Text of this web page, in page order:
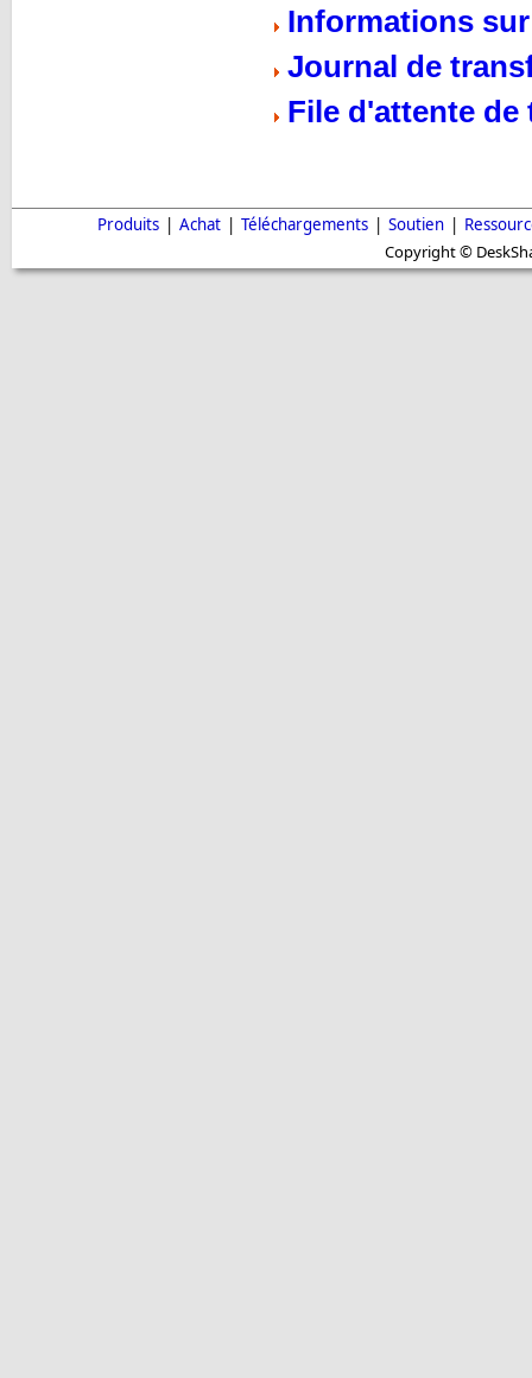
Informations
Journal de
File d'attente de
Produits | Achat | Téléchargements | Soutien |
Copyright ©